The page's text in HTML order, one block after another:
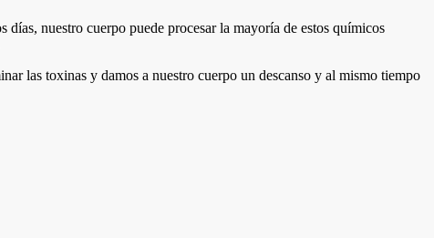
nuestro cuerpo puede procesar la mayoría de estos químicos
las toxinas y damos a nuestro cuerpo un descanso y al mismo tiempo